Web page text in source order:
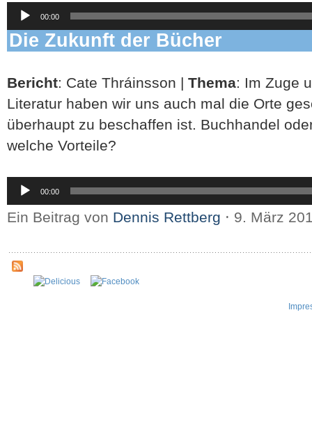
Audio-
Player
00:00
Die Zukunft der Bücher
Bericht: Cate Thráinsson | Thema: Im Zuge
Literatur haben wir uns auch mal die Orte
überhaupt zu beschaffen ist. Buchhandel
welche Vorteile?
Audio-
Player
00:00
Ein Beitrag von Dennis Rettberg ⋅ 9. März